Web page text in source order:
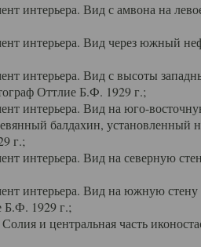
интерьера. Вид с амвона на
интерьера. Вид через южный
интерьера. Вид с высоты
Оттлие Б.Ф. 1929 г.;
интерьера. Вид на юго-
балдахин, установленный
г.;
интерьера. Вид на северную
интерьера. Вид на южную стену
Б.Ф. 1929 г.;
и центральная часть